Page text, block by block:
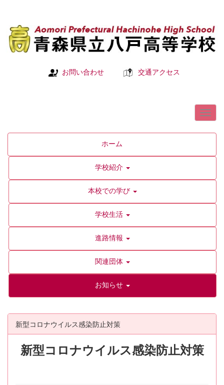
お問い合わせ 交通アクセス
ホーム
学校紹介
本校での学び
学校生活
進路情報
関連団体
お知らせ
新型コロナウイルス感染防止対策
新型コロナウイルス感染防止対策